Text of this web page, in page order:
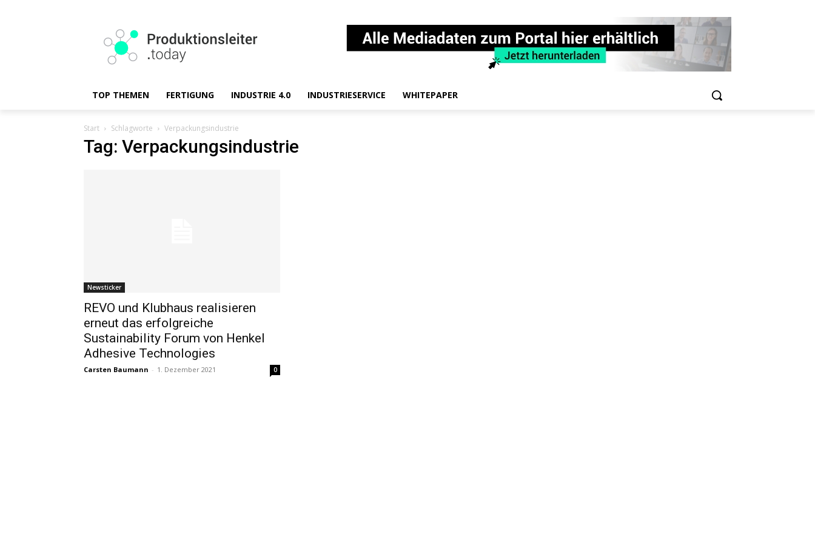
TOP THEMEN FERTIGUNG INDUSTRIE 4.0 INDUSTRIESERVICE WHITEPAPER
Start Schlagworte Verpackungsindustrie
Tag: Verpackungsindustrie
Newsticker
REVO und Klubhaus realisieren
erneut das erfolgreiche
Sustainability Forum von Henkel
Adhesive Technologies
Carsten Baumann - 1. Dezember 2021 0